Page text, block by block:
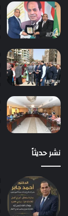
نشر حديثاً